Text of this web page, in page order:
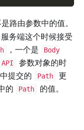
路由参数中的值。
服务端这个时候接受
，一个是
Body
API
参数对象的时
中提交的 Path
更
的 Path 的值。